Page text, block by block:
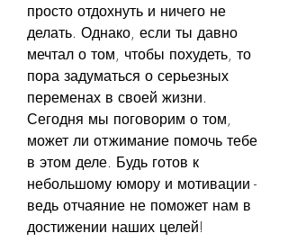
просто отдохнуть и ничего не
делать. Однако, если ты давно
мечтал о том, чтобы похудеть, то
пора задуматься о серьезных
переменах в своей жизни.
Сегодня мы поговорим о том,
может ли отжимание помочь тебе
в этом деле. Будь готов к
небольшому юмору и мотивации -
ведь отчаяние не поможет нам в
достижении наших целей!